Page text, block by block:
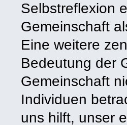
Selbstreflexion
Gemeinschaft
Eine weitere
Bedeutung der
Gemeinschaft
Individuen
uns hilft, unser